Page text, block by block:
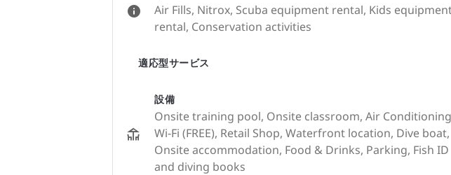
Air Fills, Nitrox, Scuba equipment rental, Kids
rental, Conservation activities
適応型サービス
設備
Onsite training pool, Onsite classroom, Air
Wi-Fi (FREE), Retail Shop, Waterfront location, Dive boat,
Onsite accommodation, Food & Drinks, Parking, Fish ID
and diving books